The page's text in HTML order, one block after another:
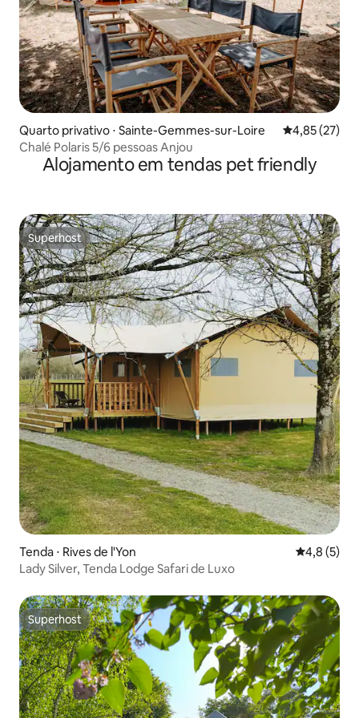
Quarto privativo ⋅ Sainte-Gemmes-sur-Loire 4,85 de uma
4,85 (27)
Chalé Polaris 5/6 pessoas Anjou
Alojamento em tendas pet friendly
Superhost
Superhost
Tenda ⋅ Rives de l'Yon 4,8 de
4,8 (5)
Lady Silver, Tenda Lodge Safari de Luxo
Superhost
Superhost